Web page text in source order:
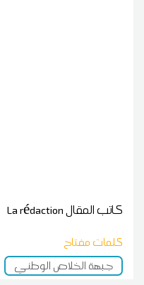
كاتب المقالLa rédaction
كلمات مفتاح
جبهة الخلاص الوطني